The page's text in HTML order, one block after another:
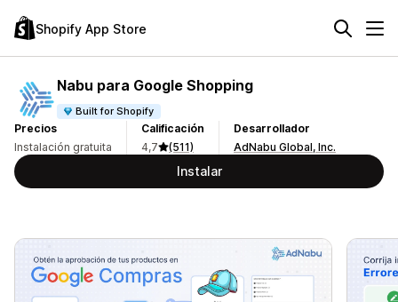
Shopify App Store
Nabu para Google Shopping
Built for Shopify
Precios
Instalación gratuita
Calificación
4,7
(511)
Desarrollador
AdNabu Global, Inc.
Instalar